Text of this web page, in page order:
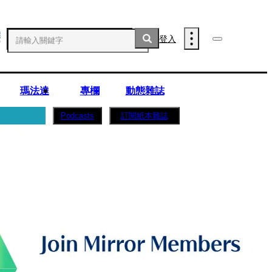
登入
瑪法達 專欄 動態雜誌
Podcasts 訂閱紙本雜誌